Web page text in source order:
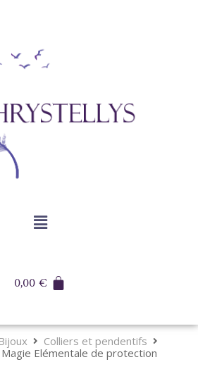
0,00€
Bijoux
Colliers et pendentifs
Elémentale de protection